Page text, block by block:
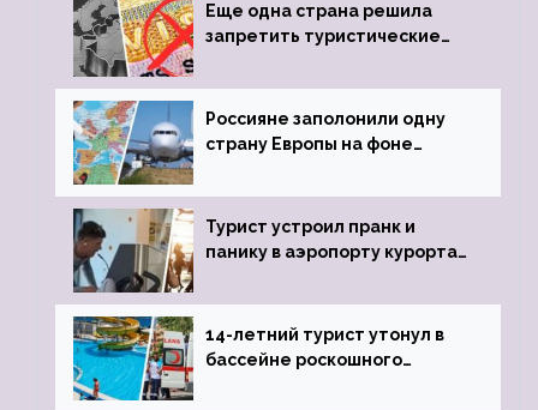
Еще одна страна решила
запретить туристические
Россияне заполонили одну
страну Европы на фоне
виз
Турист устроил пранк и
панику в аэропорту курорта,
задержке рейса
14-летний турист утонул в
бассейне роскошного